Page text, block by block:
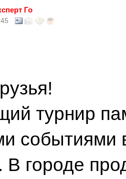
Го
турнир
событиями
В городе